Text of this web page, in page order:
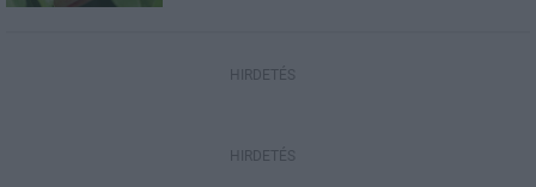
HIRDETÉS
HIRDETÉS